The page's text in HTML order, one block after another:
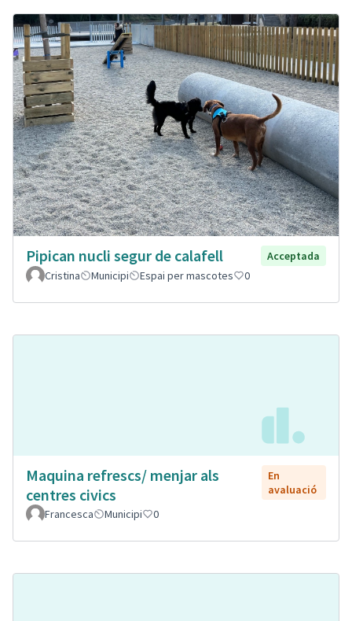
Pipican nucli segur de calafell
Acceptada
Cristina
Municipi Espai per mascotes 0
Maquina refrescs/ menjar als
centres civics
En
avaluació
Francesca
Municipi 0